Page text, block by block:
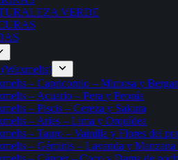
VERDE
– Capricornio – Mimosa y
– Acuario – Pera y Peonía
– Piscis – Cereza y Sakura
– Aries – Lima y Orquídea
– Tauro – Vainilla y Flores del
– Géminis – Lavanda y Manzana